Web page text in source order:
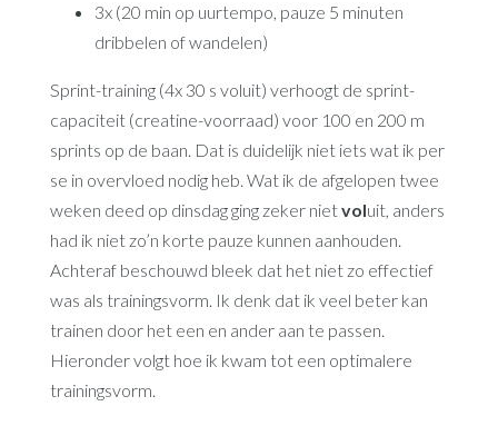
3x (20 min op uurtempo, pauze 5 minuten
dribbelen of wandelen)
Sprint-training (4x 30 s voluit) verhoogt de sprint-
capaciteit (creatine-voorraad) voor 100 en 200 m
sprints op de baan. Dat is duidelijk niet iets wat ik per
se in overvloed nodig heb. Wat ik de afgelopen twee
weken deed op dinsdag ging zeker nietvoluit, anders
had ik niet zo’n korte pauze kunnen aanhouden.
Achteraf beschouwd bleek dat het niet zo effectief
was als trainingsvorm. Ik denk dat ik veel beter kan
trainen door het een en ander aan te passen.
Hieronder volgt hoe ik kwam tot een optimalere
trainingsvorm.